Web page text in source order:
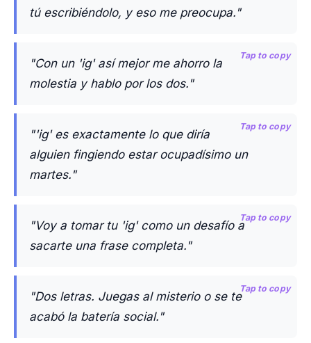
tú escribiéndolo, y eso me preocupa."
"Con un 'ig' así mejor me ahorro la
molestia y hablo por los dos."
Tap to copy
"'ig' es exactamente lo que diría
alguien fingiendo estar ocupadísimo un
martes."
Tap to copy
"Voy a tomar tu 'ig' como un desafío a
sacarte una frase completa."
Tap to copy
"Dos letras. Juegas al misterio o se te
acabó la batería social."
Tap to copy